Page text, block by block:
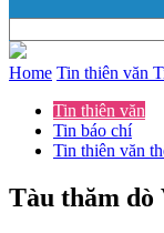
Home Tin thiên văn
Tin thiên văn
Tin báo chí
Tin thiên văn
Tàu thăm dò